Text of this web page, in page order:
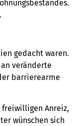
gedacht waren.
veränderte
barrierearme
freiwilligen Anreiz,
wünschen sich